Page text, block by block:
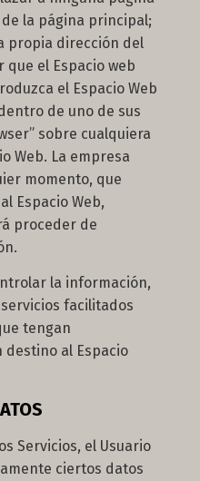
la página principal;
propia dirección del
que el Espacio web
el Espacio Web
de uno de sus
sobre cualquiera
Web. La empresa
momento, que
Espacio Web,
proceder de
la información,
facilitados
tengan
destino al Espacio
Servicios, el Usuario
ciertos datos